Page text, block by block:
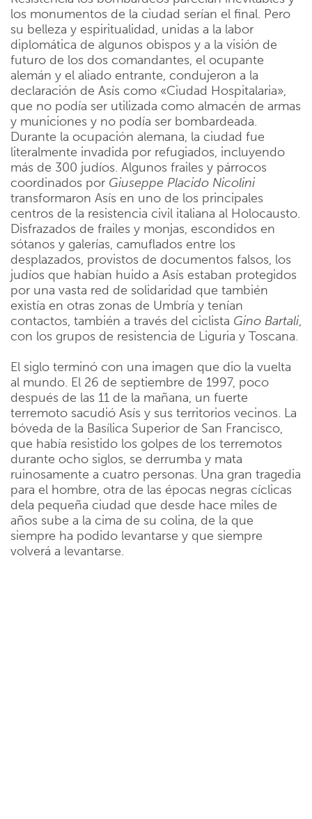
los monumentos de la ciudad serían el final. Pero
su belleza y espiritualidad, unidas a la labor
diplomática de algunos obispos y a la visión de
futuro de los dos comandantes, el ocupante
alemán y el aliado entrante, condujeron a la
declaración de Asís como «Ciudad Hospitalaria»,
que no podía ser utilizada como almacén de armas
y municiones y no podía ser bombardeada.
Durante la ocupación alemana, la ciudad fue
literalmente invadida por refugiados, incluyendo
más de 300 judíos. Algunos frailes y párrocos
coordinados por Giuseppe Placido Nicolini
transformaron Asís en uno de los principales
centros de la resistencia civil italiana al Holocausto.
Disfrazados de frailes y monjas, escondidos en
sótanos y galerías, camuflados entre los
desplazados, provistos de documentos falsos, los
judíos que habían huido a Asís estaban protegidos
por una vasta red de solidaridad que también
existía en otras zonas de Umbría y tenían
contactos, también a través del ciclista Gino Bartali,
con los grupos de resistencia de Liguria y Toscana.
El siglo terminó con una imagen que dio la vuelta
al mundo. El 26 de septiembre de 1997, poco
después de las 11 de la mañana, un fuerte
terremoto sacudió Asís y sus territorios vecinos. La
bóveda de la Basílica Superior de San Francisco,
que había resistido los golpes de los terremotos
durante ocho siglos, se derrumba y mata
ruinosamente a cuatro personas. Una gran tragedia
para el hombre, otra de las épocas negras cíclicas
dela pequeña ciudad que desde hace miles de
años sube a la cima de su colina, de la que
siempre ha podido levantarse y que siempre
volverá a levantarse.